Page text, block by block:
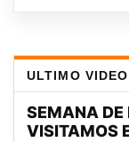
ULTIMO VIDEO